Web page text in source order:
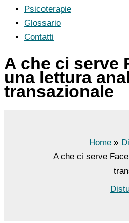
Psicoterapie
Glossario
Contatti
A che ci serve
una lettura
transazionale
Home
A che ci serve